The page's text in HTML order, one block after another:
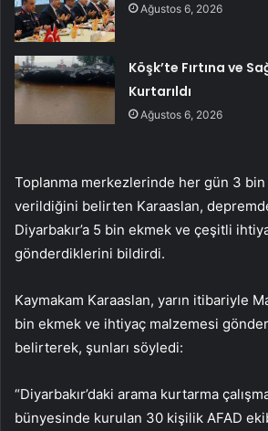
Ağustos 6, 2026
Köşk’te Fırtına ve
Kurtarıldı
Ağustos 6, 2026
Toplanma merkezlerinde her gün 3 bin
verildiğini belirten Karaaslan,
Diyarbakır’a 5 bin ekmek ve çeşitli
gönderdiklerini bildirdi.
Kaymakam Karaaslan, yarın itibariyle
bin ekmek ve ihtiyaç malzemesi
belirterek, şunları söyledi:
“Diyarbakır’daki arama kurtarma
bünyesinde kurulan 30 kişilik AFAD